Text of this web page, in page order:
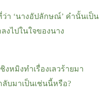
า ‘นางอัปลักษณ์’ คำนั้นเป็น
งไปในใจของนาง
หมิงทำเรื่องเลวร้ายมา
บมาเป็นเช่นนี้หรือ?